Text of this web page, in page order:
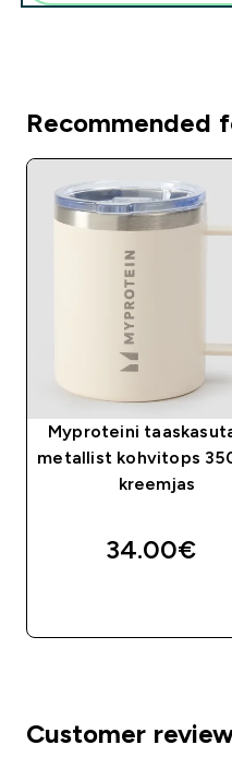
Recommended
Myproteini
metallist kohvitops
kreemjas
34.00€‎
Customer